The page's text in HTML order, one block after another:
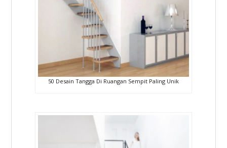
50 Desain Tangga Di Ruangan Sempit Paling Unik